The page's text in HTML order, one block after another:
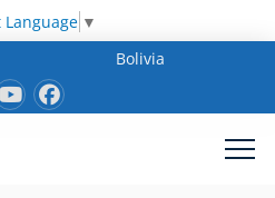
Language ▼
Bolivia